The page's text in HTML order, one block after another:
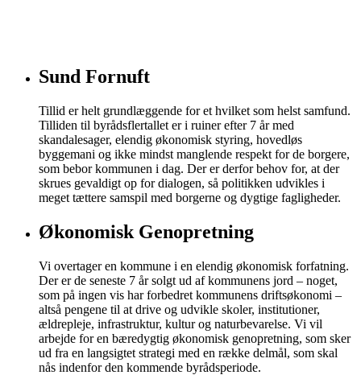
Sund Fornuft
Tillid er helt grundlæggende for et hvilket som helst samfund.
Tilliden til byrådsflertallet er i ruiner efter 7 år med
skandalesager, elendig økonomisk styring, hovedløs
byggemani og ikke mindst manglende respekt for de borgere,
som bebor kommunen i dag. Der er derfor behov for, at der
skrues gevaldigt op for dialogen, så politikken udvikles i
meget tættere samspil med borgerne og dygtige fagligheder.
Økonomisk Genopretning
Vi overtager en kommune i en elendig økonomisk forfatning.
Der er de seneste 7 år solgt ud af kommunens jord – noget,
som på ingen vis har forbedret kommunens driftsøkonomi –
altså pengene til at drive og udvikle skoler, institutioner,
ældrepleje, infrastruktur, kultur og naturbevarelse. Vi vil
arbejde for en bæredygtig økonomisk genopretning, som sker
ud fra en langsigtet strategi med en række delmål, som skal
nås indenfor den kommende byrådsperiode.